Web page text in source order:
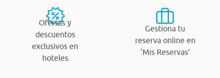
Ofertas y
descuentos
exclusivos en
hoteles
Gestiona tu
reserva online en
‘Mis Reservas’